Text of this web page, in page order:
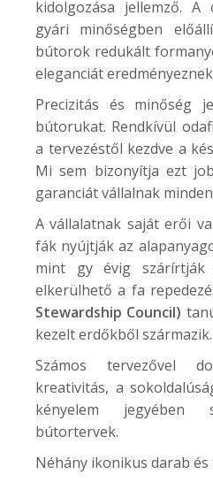
kidolgozása jellemző. A
gyári minőségben
bútorok redukált
eleganciát
Precizitás és minőség
bútorukat. Rendkívül
a tervezéstől kezdve a
Mi sem bizonyítja ezt
garanciát vállalnak
A vállalatnak saját erői
fák nyújtják az
mint gy évig szárírtják
elkerülhető a fa
Stewardship Council)
kezelt erdőkből származik.
Számos tervezővel
kreativitás, a
kényelem
bútortervek.
Néhány ikonikus darab és